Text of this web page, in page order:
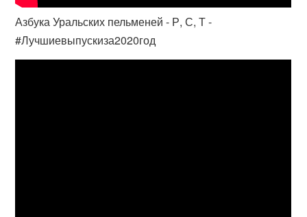
Азбука Уральских пельменей - Р, С, Т -
#Лучшиевыпускиза2020год